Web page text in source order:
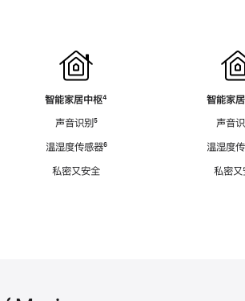
智能家居中枢脚
⁴
声音识别脚
⁵
温湿度传感器脚
⁶
私密又安全
智能家
声音
温湿度
私密又